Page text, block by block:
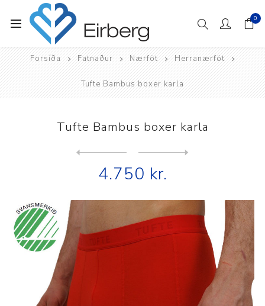
0
Forsíða Fatnaður Nærföt Herranærföt
Tufte Bambus boxer karla
Tufte Bambus boxer karla
4.750 kr.